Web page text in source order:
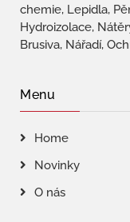
chemie, Lepidla,
Hydroizolace,
Brusiva, Nářadí,
Menu
Home
Novinky
O nás